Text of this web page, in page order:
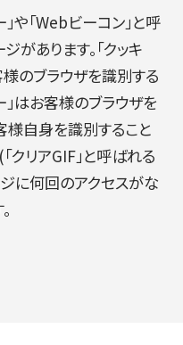
」や「Webビーコン」と呼
があります。「クッキ
様のブラウザを識別する
」はお客様のブラウザを
様自身を識別すること
クリアGIF」と呼ばれる
に何回のアクセスがな